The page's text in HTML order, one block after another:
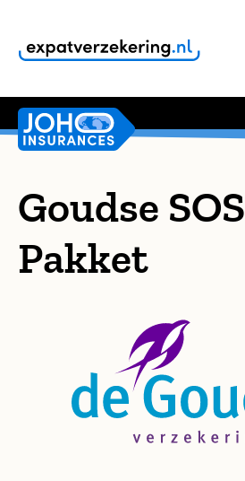
Klanten geven onze dienstverlening een
Goudse SOS
Pakket